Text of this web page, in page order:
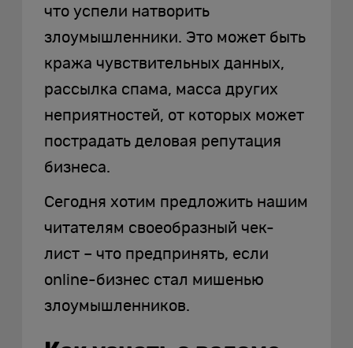
что успели натворить
злоумышленники. Это может быть
кража чувствительных данных,
рассылка спама, масса других
неприятностей, от которых может
пострадать деловая репутация
бизнеса.
Сегодня хотим предложить нашим
читателям своеобразный чек-
лист – что предпринять, если
online-бизнес стал мишенью
злоумышленников.